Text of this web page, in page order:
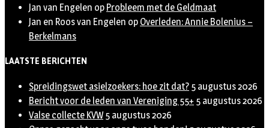
Jan van Engelen op Probleem met de Geldmaat
Jan en Roos van Engelen op Overleden: Annie Bolenius –
Berkelmans
LAATSTE BERICHTEN
Spreidingswet asielzoekers: hoe zit dat? 5 augustus 2026
Bericht voor de leden van Vereniging 55+ 5 augustus 2026
Valse collecte KVW 5 augustus 2026